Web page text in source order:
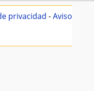
privacidad -Aviso